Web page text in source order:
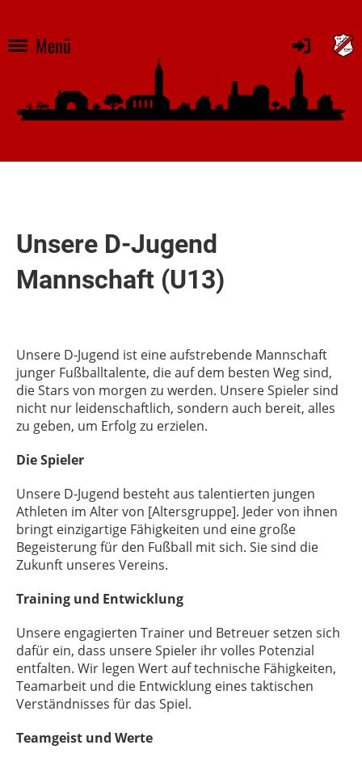
Menü
Unsere D-Jugend
Mannschaft (U13)
Unsere D-Jugend ist eine aufstrebende Mannschaft
junger Fußballtalente, die auf dem besten Weg sind,
die Stars von morgen zu werden. Unsere Spieler sind
nicht nur leidenschaftlich, sondern auch bereit, alles
zu geben, um Erfolg zu erzielen.
Die Spieler
Unsere D-Jugend besteht aus talentierten jungen
Athleten im Alter von [Altersgruppe]. Jeder von ihnen
bringt einzigartige Fähigkeiten und eine große
Begeisterung für den Fußball mit sich. Sie sind die
Zukunft unseres Vereins.
Training und Entwicklung
Unsere engagierten Trainer und Betreuer setzen sich
dafür ein, dass unsere Spieler ihr volles Potenzial
entfalten. Wir legen Wert auf technische Fähigkeiten,
Teamarbeit und die Entwicklung eines taktischen
Verständnisses für das Spiel.
Teamgeist und Werte